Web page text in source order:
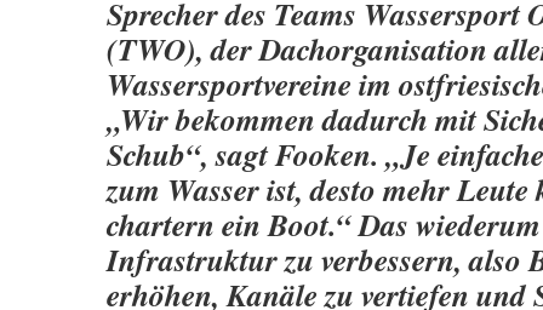
Sprecher des Teams Wassersport
(TWO), der Dachorganisation
Wassersportvereine im
„Wir bekommen dadurch mit
Schub“, sagt Fooken. „Je
zum Wasser ist, desto mehr
chartern ein Boot.“ Das
Infrastruktur zu verbessern, also
erhöhen, Kanäle zu vertiefen und